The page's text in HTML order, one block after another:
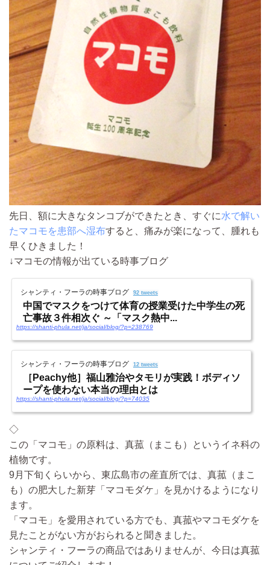
先日、額に大きなタンコブができたとき、すぐに水で解い
たマコモを患部へ湿布すると、痛みが楽になって、腫れも
早くひきました！
↓マコモの情報が出ている時事ブログ
シャンティ・フーラの時事ブログ 92 tweets
中国でマスクをつけて体育の授業受けた中学生の死
亡事故３件相次ぐ ～「マスク熱中...
https://shanti-phula.net/ja/social/blog/?p=238769
シャンティ・フーラの時事ブログ 12 tweets
［Peachy他］福山雅治やタモリが実践！ボディソ
ープを使わない本当の理由とは
https://shanti-phula.net/ja/social/blog/?p=74035
◇
この「マコモ」の原料は、真菰（まこも）というイネ科の
植物です。
9月下旬くらいから、東広島市の産直所では、真菰（まこ
も）の肥大した新芽「マコモダケ」を見かけるようになり
ます。
「マコモ」を愛用されている方でも、真菰やマコモダケを
見たことがない方がおられると聞きました。
シャンティ・フーラの商品ではありませんが、今日は真菰